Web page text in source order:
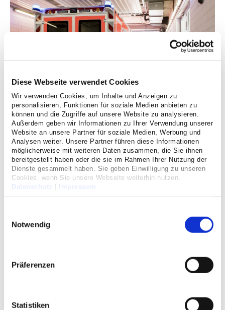
Diese Webseite verwendet Cookies
Wir verwenden Cookies, um Inhalte und Anzeigen zu
personalisieren, Funktionen für soziale Medien anbieten zu
können und die Zugriffe auf unsere Website zu analysieren.
Außerdem geben wir Informationen zu Ihrer Verwendung unserer
Website an unsere Partner für soziale Medien, Werbung und
Analysen weiter. Unsere Partner führen diese Informationen
möglicherweise mit weiteren Daten zusammen, die Sie ihnen
bereitgestellt haben oder die sie im Rahmen Ihrer Nutzung der
Dienste gesammelt haben. Sie geben Einwilligung zu unseren
Cookies, wenn Sie unsere Webseite weiterhin nutzen.
Datenschutz
Impressum
Notwendig
Präferenzen
Statistiken
Jeder dritte Mensch mit einem Herzinfarkt stirbt, bevor er
die rettende Klinik erreicht. Deshalb muss bei einem
Verdacht auf Herzinfarkt sofort gehandelt werden. Hierbei
zählt jede Minute. Eine schnelle medizinische Versorgung
entscheidet aber nicht nur über Leben und Tod, sondern
Hinter dem Kölner Infarktmodell (KIM) steht eine enge
Sicherstellung und fortlaufende Weiterentwicklung der
Versorgungsqualität für Patienten mit einem akuten
Die aktuellen Richtlinien der Europäischen Gesellschaft für